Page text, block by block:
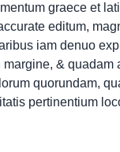
graece et
editum,
iam denuo
& quadam
quorundam,
pertinentium